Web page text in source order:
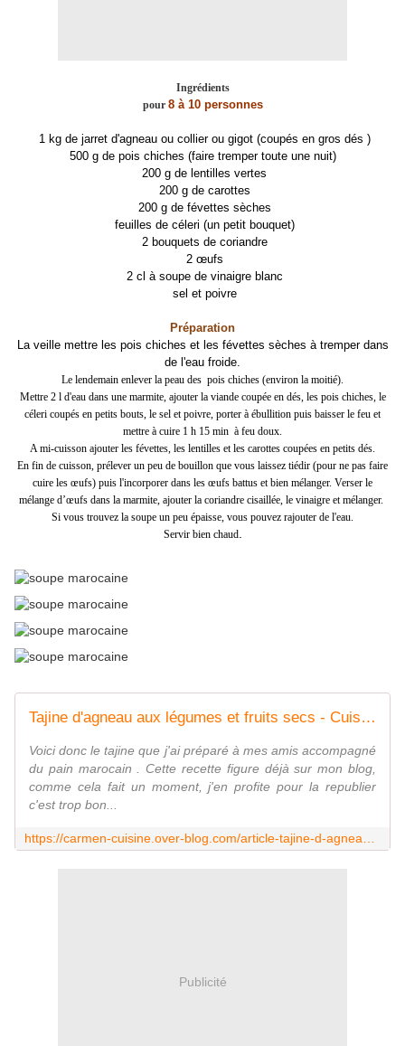
Ingrédients
pour 8 à 10 personnes
1 kg de jarret d'agneau ou collier ou gigot (coupés en gros dés )
500 g de pois chiches (faire tremper toute une nuit)
200 g de lentilles vertes
200 g de carottes
200 g de févettes sèches
feuilles de céleri (un petit bouquet)
2 bouquets de coriandre
2 œufs
2 cl à soupe de vinaigre blanc
sel et poivre
Préparation
La veille mettre les pois chiches et les févettes sèches à tremper dans
de l'eau froide.
Le lendemain enlever la peau des pois chiches (environ la moitié).
Mettre 2 l d'eau dans une marmite, ajouter la viande coupée en dés, les pois chiches, le
céleri coupés en petits bouts, le sel et poivre, porter à ébullition puis baisser le feu et
mettre à cuire 1 h 15 min à feu doux.
A mi-cuisson ajouter les févettes, les lentilles et les carottes coupées en petits dés.
En fin de cuisson, prélever un peu de bouillon que vous laissez tiédir (pour ne pas faire
cuire les œufs) puis l'incorporer dans les œufs battus et bien mélanger. Verser le
mélange d’œufs dans la marmite, ajouter la coriandre cisaillée, le vinaigre et mélanger.
Si vous trouvez la soupe un peu épaisse, vous pouvez rajouter de l'eau.
Servir bien chaud.
Tajine d'agneau aux légumes et fruits secs - Cuisine gourmande de Carmencita
Voici donc le tajine que j'ai préparé à mes amis accompagné
du pain marocain . Cette recette figure déjà sur mon blog,
comme cela fait un moment, j'en profite pour la republier
c'est trop bon...
Publicité